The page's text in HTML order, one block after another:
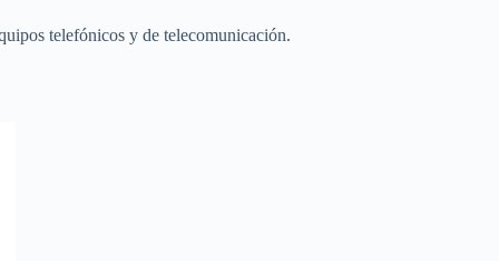
telefónicos y de telecomunicación.